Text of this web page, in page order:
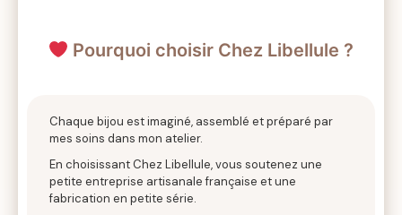
Pourquoi choisir Chez Libellule ?
Chaque bijou est imaginé, assemblé et préparé par
mes soins dans mon atelier.
En choisissant Chez Libellule, vous soutenez une
petite entreprise artisanale française et une
fabrication en petite série.